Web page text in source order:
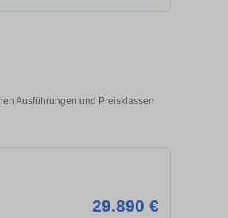
Ausführungen und Preisklassen
29.890 €